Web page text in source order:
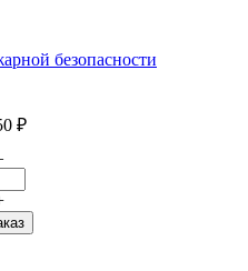
безопасности
₽